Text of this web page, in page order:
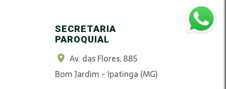
SECRETARIA
PAROQUIAL
Av. das Flores, 885
Bom Jardim - Ipatinga (MG)